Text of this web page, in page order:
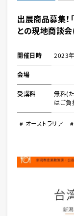
出展商品募集！
との現地商談会
開催日時 2023
会場
受講料
無料(
はご負
オーストラリア